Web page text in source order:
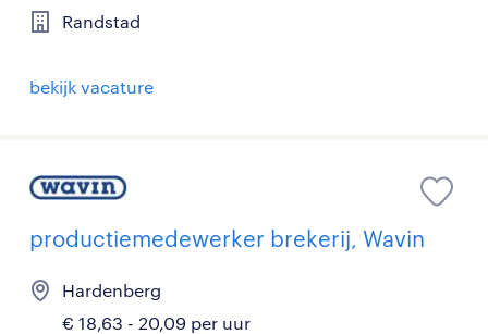
Randstad
bekijk vacature
productiemedewerker brekerij, Wavin
Hardenberg
€ 18,63 - 20,09 per uur